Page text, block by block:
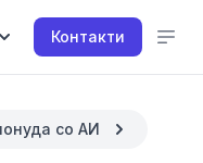
Контакти
со АИ